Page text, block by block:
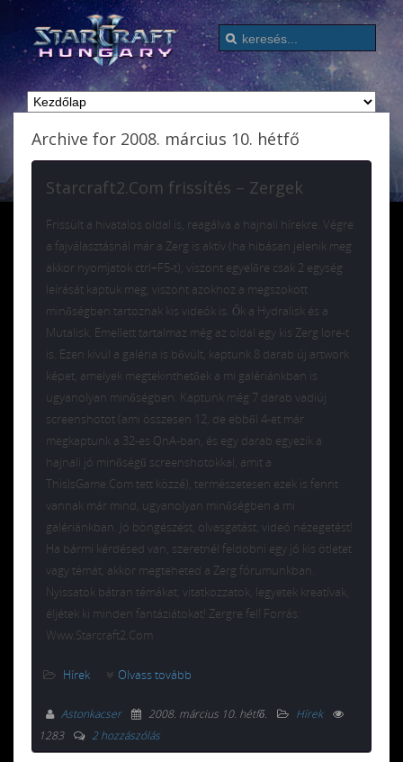
Archive for 2008. március 10. hétfő
Starcraft2.Com frissítés – Zergek
Frissült a hivatalos oldal is, reagálva a hajnali hírekre. Végre
a fajválasztásnál már a Zerg is aktív (ha hibásan jelenik meg
akkor nyomjatok ctrl+F5-t), viszont egyelőre csak 2 egység
leírását kaptuk meg, viszont azokhoz a megszokott
minőségben tartoznak kis videók is. Ők a Hydralisk és a
Mutalisk. Emellett tartalmaz még az oldal egy kis Zerg lore-t
is. Ezen kívül a galéria is bővült, kaptunk 8 darab új artwork
képet, amelyek megtekinthetőek a mi galériánkban is
ugyanolyan minőségben. Kaptunk még 7 darab vadiúj
screenshotot (ami összesen 12, de ebből 4-et már
megkaptunk a 32-es QnA-ban, és egy darab egyezik a
hajnali jó minőségű screenshotokkal, amit a
ThisIsGame.Com tett közzé), természetesen ezek is fennt
vannak már mind, ugyanolyan minőségben a mi
galériánkban. Jó böngészést, olvasgatást, videó nézegetést!
Ha bármi kérdésed van, szeretnél feldobni egy jó kis ötletet
vagy témát, akkor megteheted a Zerg fórumunkban.
Nyissatok bátran témákat, vitatkozzatok, legyetek kreatívak,
éljétek ki minden fantáziátokat! Zergre fel! Forrás:
Www.Starcraft2.Com
Hírek Olvass tovább
Astonkacser 2008. március 10. hétfő.
Hírek
1283
2 hozzászólás